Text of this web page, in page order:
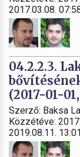
2017.03.08.
04.2.2.3.
(2017-01-
Szerző: Baksa
Közzétéve:
2019.08.11. 13:01